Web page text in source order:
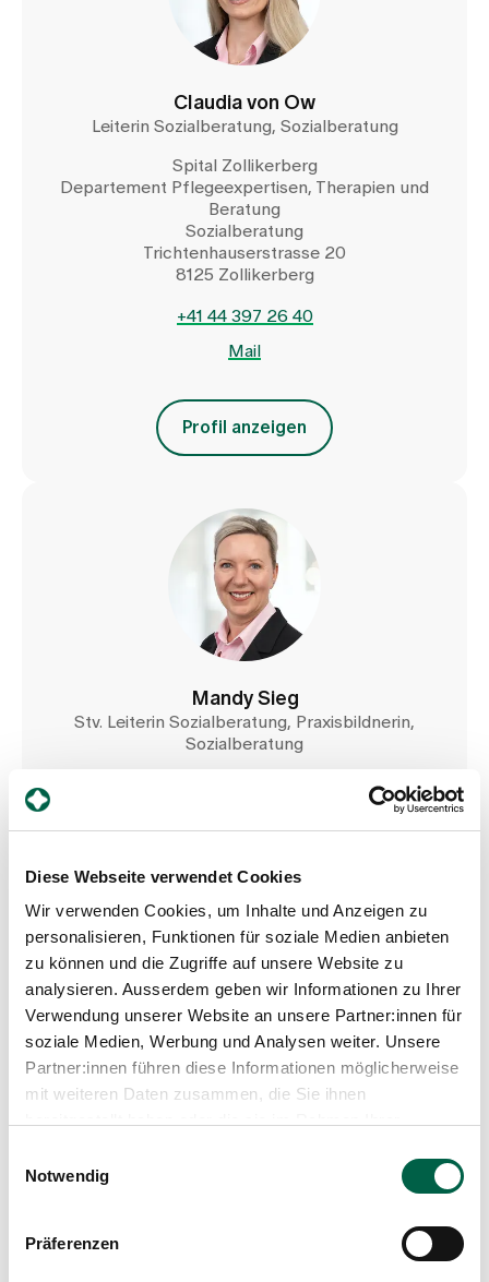
Diese Webseite verwendet Cookies
Wir verwenden Cookies, um Inhalte und Anzeigen zu
personalisieren, Funktionen für soziale Medien anbieten
zu können und die Zugriffe auf unsere Website zu
analysieren. Ausserdem geben wir Informationen zu Ihrer
Verwendung unserer Website an unsere Partner:innen für
soziale Medien, Werbung und Analysen weiter. Unsere
Partner:innen führen diese Informationen möglicherweise
mit weiteren Daten zusammen, die Sie ihnen
Notwendig
Präferenzen
Claudia von Ow
Leiterin Sozialberatung, Sozialberatung
Spital Zollikerberg
Departement Pflegeexpertisen, Therapien und
Beratung
Sozialberatung
Trichtenhauserstrasse 20
8125 Zollikerberg
+41 44 397 26 40
Mail
Profil anzeigen
Mandy Sieg
Stv. Leiterin Sozialberatung, Praxisbildnerin,
Sozialberatung
Departement Pflegeexpertisen, Therapien und
Beratung
Trichtenhauserstrasse 20
+41 44 397 22 52
Mail
Profil anzeigen